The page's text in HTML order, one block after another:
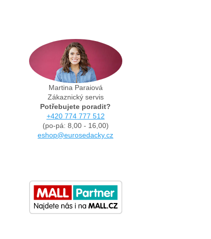
Martina Paraiová
Zákaznický servis
Potřebujete poradit?
+420 774 777 512
(po-pá: 8,00 - 16,00)
eshop@eurosedacky.cz